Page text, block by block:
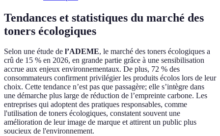
Tendances et statistiques du marché des
toners écologiques
Selon une étude de l’ADEME, le marché des toners écologiques a
crû de 15 % en 2026, en grande partie grâce à une sensibilisation
accrue aux enjeux environnementaux. De plus, 72 % des
consommateurs confirment privilégier les produits écolos lors de leur
choix. Cette tendance n’est pas que passagère; elle s’intègre dans
une démarche plus large de réduction de l’empreinte carbone. Les
entreprises qui adoptent des pratiques responsables, comme
l'utilisation de toners écologiques, constatent souvent une
amélioration de leur image de marque et attirent un public plus
soucieux de l'environnement.